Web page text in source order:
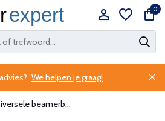
0
We helpen je graag!
beamerb...